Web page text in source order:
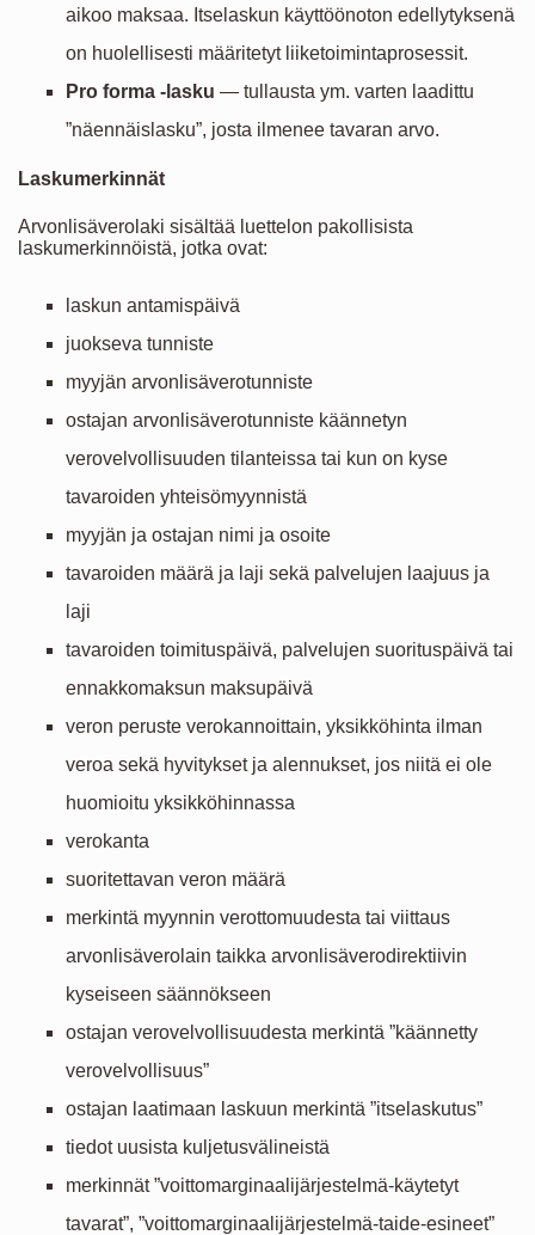
aikoo maksaa. Itselaskun käyttöönoton edellytyksenä
on huolellisesti määritetyt liiketoimintaprosessit.
Pro forma -lasku — tullausta ym. varten laadittu
”näennäislasku”, josta ilmenee tavaran arvo.
Laskumerkinnät
Arvonlisäverolaki sisältää luettelon pakollisista
laskumerkinnöistä, jotka ovat:
laskun antamispäivä
juokseva tunniste
myyjän arvonlisäverotunniste
ostajan arvonlisäverotunniste käännetyn
verovelvollisuuden tilanteissa tai kun on kyse
tavaroiden yhteisömyynnistä
myyjän ja ostajan nimi ja osoite
tavaroiden määrä ja laji sekä palvelujen laajuus ja
laji
tavaroiden toimituspäivä, palvelujen suorituspäivä tai
ennakkomaksun maksupäivä
veron peruste verokannoittain, yksikköhinta ilman
veroa sekä hyvitykset ja alennukset, jos niitä ei ole
huomioitu yksikköhinnassa
verokanta
suoritettavan veron määrä
merkintä myynnin verottomuudesta tai viittaus
arvonlisäverolain taikka arvonlisäverodirektiivin
kyseiseen säännökseen
ostajan verovelvollisuudesta merkintä ”käännetty
verovelvollisuus”
ostajan laatimaan laskuun merkintä ”itselaskutus”
tiedot uusista kuljetusvälineistä
merkinnät ”voittomarginaalijärjestelmä-käytetyt
tavarat”, ”voittomarginaalijärjestelmä-taide-esineet”